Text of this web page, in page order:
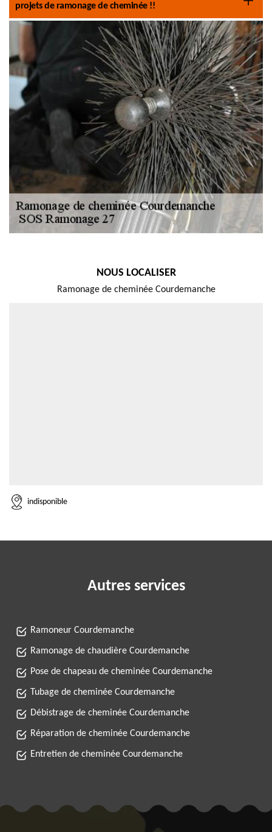
projets de ramonage de cheminée !!
NOUS LOCALISER
Ramonage de cheminée Courdemanche
indisponible
Autres services
Ramoneur Courdemanche
Ramonage de chaudière Courdemanche
Pose de chapeau de cheminée Courdemanche
Tubage de cheminée Courdemanche
Débistrage de cheminée Courdemanche
Réparation de cheminée Courdemanche
Entretien de cheminée Courdemanche